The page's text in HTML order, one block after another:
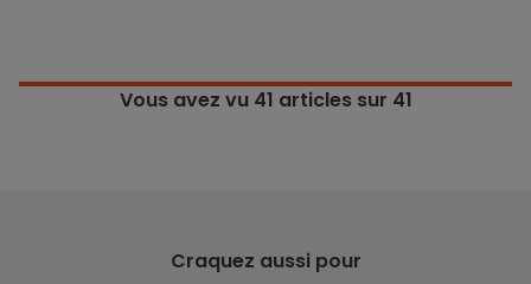
Vous avez vu 41 articles sur 41
Craquez aussi pour